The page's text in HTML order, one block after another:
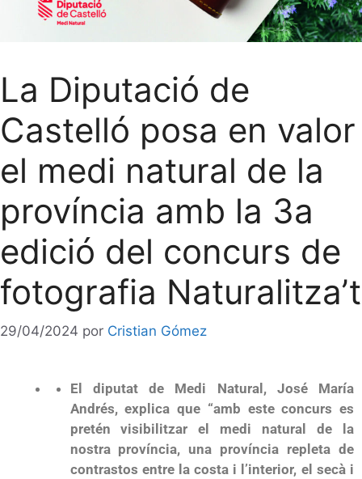
La Diputació de
Castelló posa en valor
el medi natural de la
província amb la 3a
edició del concurs de
fotografia Naturalitza’t
29/04/2024 por Cristian Gómez
El diputat de Medi Natural, José María
Andrés, explica que “amb este concurs es
pretén visibilitzar el medi natural de la
nostra província, una província repleta de
contrastos entre la costa i l’interior, el secà i